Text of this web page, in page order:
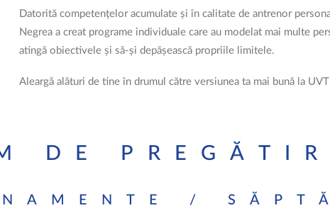
Datorită competențelor acumulate și în calitate de antrenor
Negrea a creat programe individuale care au modelat mai multe
atingă obiectivele și să-și depășească propriile limitele.
Aleargă alături de tine în drumul către versiunea ta mai bună la
DE
/